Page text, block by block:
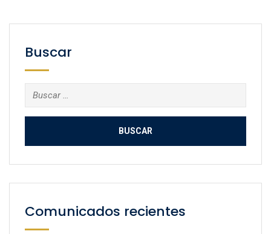
Buscar
Buscar:
Comunicados recientes